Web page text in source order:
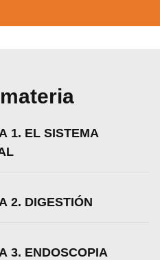
1. EL SISTEMA
2. DIGESTIÓN
3. ENDOSCOPIA